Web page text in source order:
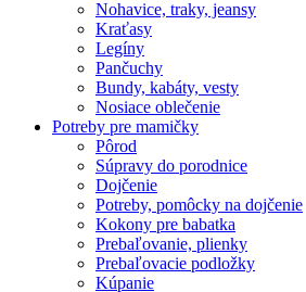
Nohavice, traky, jeansy
Kraťasy
Legíny
Pančuchy
Bundy, kabáty, vesty
Nosiace oblečenie
Potreby pre mamičky
Pôrod
Súpravy do porodnice
Dojčenie
Potreby, pomôcky na dojčenie
Kokony pre babatka
Prebaľovanie, plienky
Prebaľovacie podložky
Kúpanie